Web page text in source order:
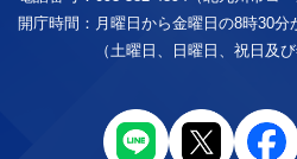
開庁時間： 月曜日から金曜日の8時30分
（土曜日、日曜日、祝日及